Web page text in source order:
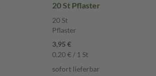
20 St Pflaster
20 St
Pflaster
3,95 €
0,20 € / 1 St
sofort lieferbar